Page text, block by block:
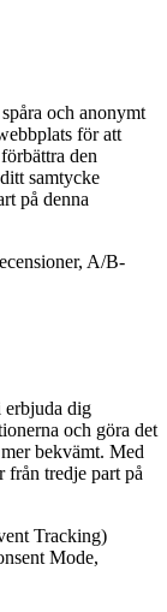
och anonymt
för att
den
samtycke
på denna
A/B-
erbjuda dig
och göra det
bekvämt. Med
från tredje part på
Tracking)
Mode,